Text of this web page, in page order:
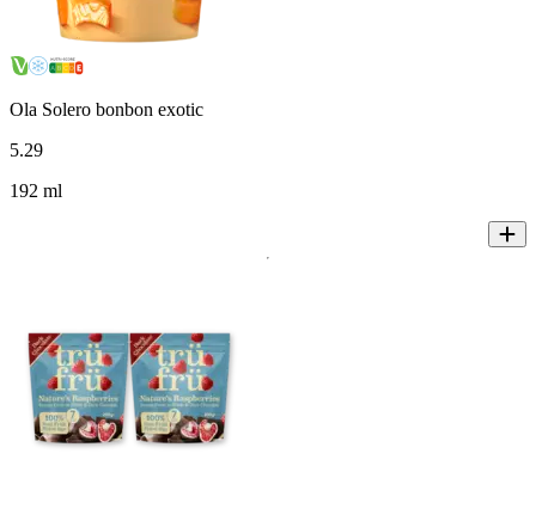
Ola Solero bonbon exotic
5.29
192 ml